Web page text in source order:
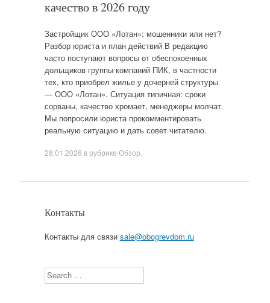
качество в 2026 году
Застройщик ООО «Лотан»: мошенники или нет?
Разбор юриста и план действий В редакцию
часто поступают вопросы от обеспокоенных
дольщиков группы компаний ПИК, в частности
тех, кто приобрел жилье у дочерней структуры
— ООО «Лотан». Ситуация типичная: сроки
сорваны, качество хромает, менеджеры молчат.
Мы попросили юриста прокомментировать
реальную ситуацию и дать совет читателю.
28.01.2026 в рубрике Обзор
Контакты
Контакты для связи sale@obogrevdom.ru
Search